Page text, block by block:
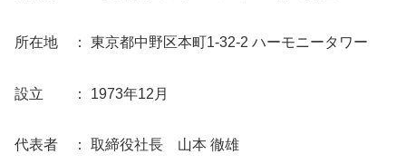
所在地 ： 東京都中野区本町1-32-2 ハーモニータワー
設立 ： 1973年12月
代表者 ： 取締役社長 山本 徹雄